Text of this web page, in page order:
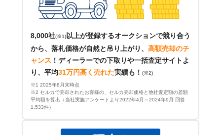
8,000社(※1) 以上が登録するオークションで競り合う
から、落札価格が自然と吊り上がり、 高額売却のチ
ャンス ！ ディーラーでの下取りや一括査定サイトよ
り、平均31万円高く売れた実績も！ (※2)
※1 2025年8月末時点
※2 セルカで売却されたお客様の、セルカ売却価格と他社査定額の差額
平均額を算出（当社実施アンケートより2022年4月～2024年9月 回答
1,533件）